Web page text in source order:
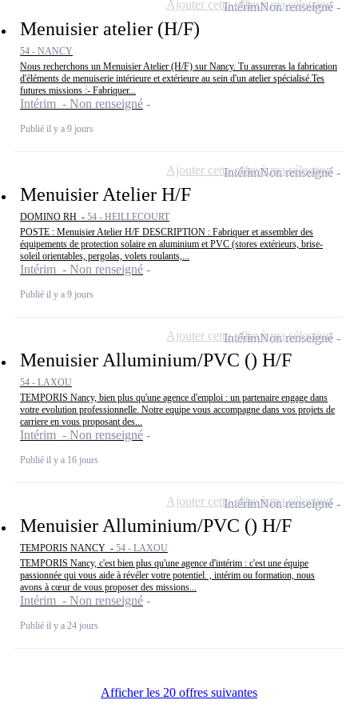
Menuisier atelier (H/F)
54 - NANCY
Nous recherchons un Menuisier Atelier (H/F) sur Nancy. Tu assureras la fabrication
d'éléments de menuiserie intérieure et extérieure au sein d'un atelier spécialisé.Tes
futures missions :- Fabriquer...
Intérim - Non renseigné
Publié il y a 9 jours
IntérimNon renseigné
Ajouter cette offre à ma sélection
Menuisier Atelier H/F
DOMINO RH - 54 - HEILLECOURT
POSTE : Menuisier Atelier H/F DESCRIPTION : Fabriquer et assembler des
équipements de protection solaire en aluminium et PVC (stores extérieurs, brise-
soleil orientables, pergolas, volets roulants,...
Intérim - Non renseigné
Publié il y a 9 jours
IntérimNon renseigné
Ajouter cette offre à ma sélection
Menuisier Alluminium/PVC () H/F
54 - LAXOU
TEMPORIS Nancy, bien plus qu'une agence d'emploi : un partenaire engage dans
votre evolution professionnelle. Notre equipe vous accompagne dans vos projets de
carriere en vous proposant des...
Intérim - Non renseigné
Publié il y a 16 jours
IntérimNon renseigné
Ajouter cette offre à ma sélection
Menuisier Alluminium/PVC () H/F
TEMPORIS NANCY - 54 - LAXOU
TEMPORIS Nancy, c'est bien plus qu'une agence d'intérim : c'est une équipe
passionnée qui vous aide à révéler votre potentiel. , intérim ou formation, nous
avons à cœur de vous proposer des missions...
Intérim - Non renseigné
Publié il y a 24 jours
IntérimNon renseigné
Ajouter cette offre à ma sélection
Afficher les 20 offres suivantes